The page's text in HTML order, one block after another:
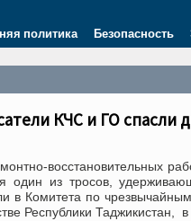
политика Безопасность
КЧС и ГО спасли
восстановительных
один из тросов,
в Комитета по
Республики Таджикистан, в